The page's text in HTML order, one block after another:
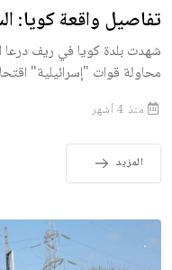
تفاصيل واقعة كويا:
شهدت بلدة كويا في ريف درعا
محاولة قوات "إسرائيلية"
منذ 4 أشهر
المزيد